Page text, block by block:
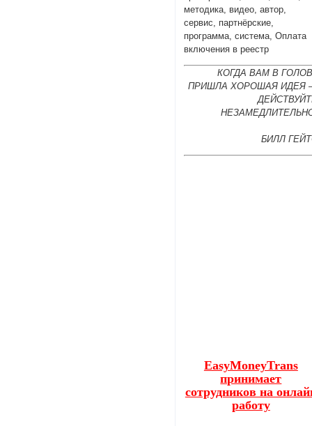
методика, видео, автор,
сервис, партнёрские,
программа, система, Оплата
включения в реестр
КОГДА ВАМ В
ПРИШЛА ХОРОШАЯ ИДЕЯ
БИЛЛ
EasyMoneyTrans
принимает
сотрудников на
работу